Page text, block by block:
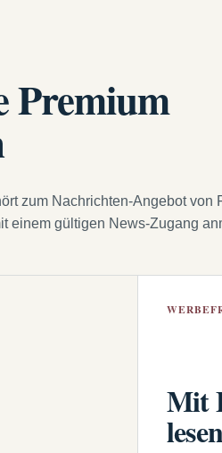
Premium
zum Nachrichten-Angebot von
einem gültigen News-Zugang
Mit
lesen